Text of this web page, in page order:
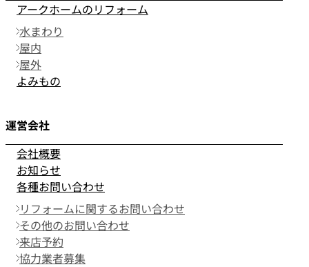
アークホームのリフォーム
水まわり
屋内
屋外
よみもの
運営会社
会社概要
お知らせ
各種お問い合わせ
リフォームに関するお問い合わせ
その他のお問い合わせ
来店予約
協力業者募集